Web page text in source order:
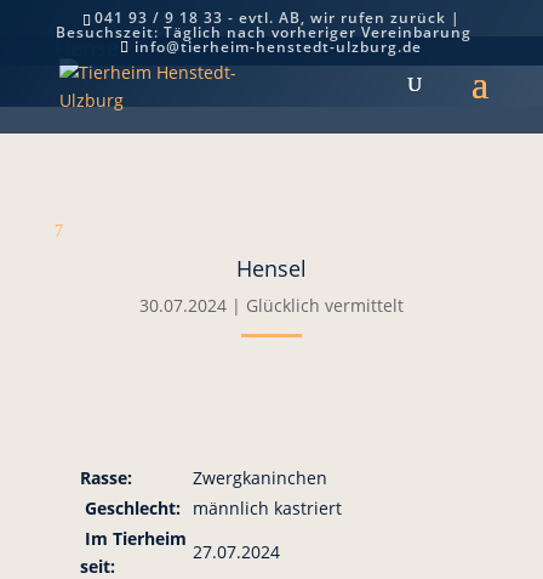
041 93 / 9 18 33 - evtl. AB, wir rufen zurück |
Besuchszeit: Täglich nach vorheriger Vereinbarung
info@tierheim-henstedt-ulzburg.de
Hensel
7
Hensel
30.07.2024| Glücklich vermittelt
Rasse:
Zwergkaninchen
Geschlecht: männlich kastriert
Im Tierheim
seit:
27.07.2024